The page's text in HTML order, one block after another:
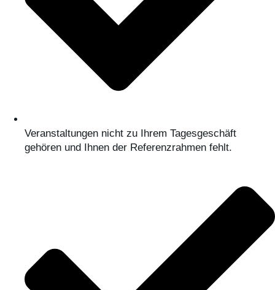
Veranstaltungen nicht zu Ihrem Tagesgeschäft
gehören und Ihnen der Referenzrahmen fehlt.